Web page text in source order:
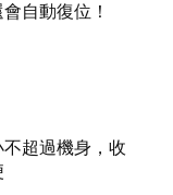
自動復位！
超過機身，收